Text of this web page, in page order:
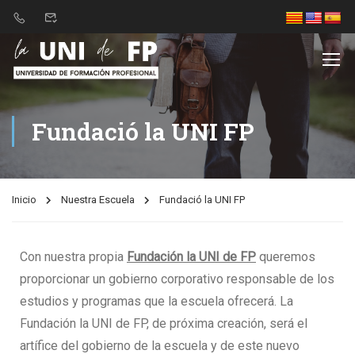
Nota:
sitio
web
sistema
de
Fundació la UNI FP
Inicio Nuestra Escuela Fundació la UNI FP
Con nuestra propia Fundación la UNI de FP queremos
proporcionar un gobierno corporativo responsable de los
estudios y programas que la escuela ofrecerá. La
Fundación la UNI de FP, de próxima creación, será el
artífice del gobierno de la escuela y de este nuevo